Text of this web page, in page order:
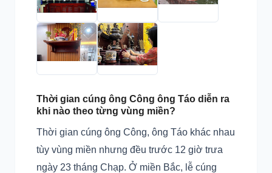
Thời gian cúng ông Công ông Táo diễn ra
khi nào theo từng vùng miền?
Thời gian cúng ông Công, ông Táo khác nhau
tùy vùng miền nhưng đều trước 12 giờ trưa
ngày 23 tháng Chạp. Ở miền Bắc, lễ cúng